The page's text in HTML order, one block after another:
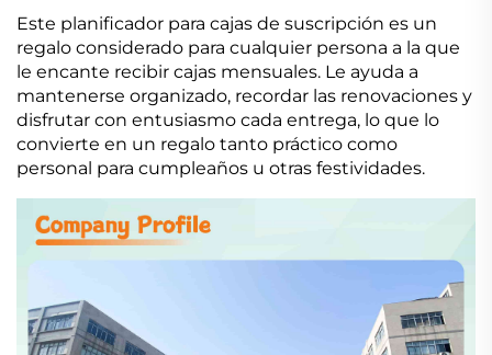
Este planificador para cajas de suscripción es un
regalo considerado para cualquier persona a la que
le encante recibir cajas mensuales. Le ayuda a
mantenerse organizado, recordar las renovaciones y
disfrutar con entusiasmo cada entrega, lo que lo
convierte en un regalo tanto práctico como
personal para cumpleaños u otras festividades.